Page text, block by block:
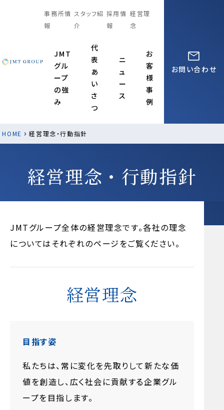
事務所情
報
スタッフ紹
介
採用情
報
経営理
念
JMT
グル
ープ
の強
み
代
表
あ
い
さ
つ
ニ
ュ
ー
ス
お
客
様
事
例
お問い合わせ
HOME › 経営理念・行動指針
経営理念・行動指針
JMTグループ全体の経営理念です。各社の理念
についてはそれぞれのページをご覧ください。
経営理念
目指す姿
私たちは、常に変化を先取りして新たな価
値を創造し、広く社会に貢献する企業グル
ープを目指します。